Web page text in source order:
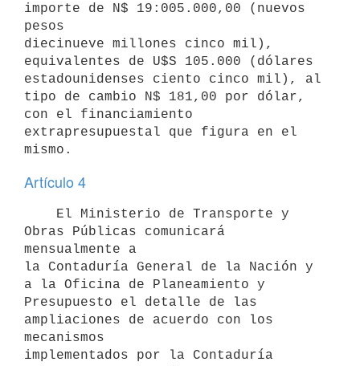
importe de N$ 19:005.000,00 (nuevos
pesos
diecinueve millones cinco mil),
equivalentes de U$S 105.000 (dólares
estadounidenses ciento cinco mil), al
tipo de cambio N$ 181,00 por dólar,
con el financiamiento
extrapresupuestal que figura en el
Artículo 4
Obras Públicas comunicará
mensualmente a
la Contaduría General de la Nación y
a la Oficina de Planeamiento y
Presupuesto el detalle de las
ampliaciones de acuerdo con los
mecanismos
implementados por la Contaduría